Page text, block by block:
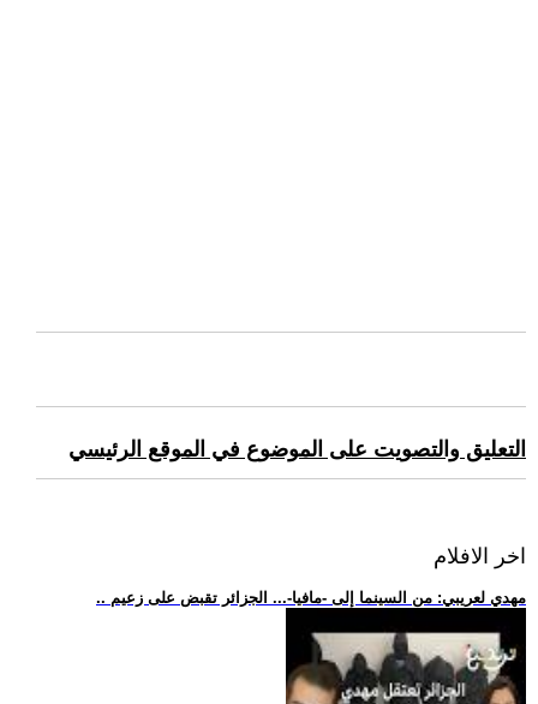
التعليق والتصويت على الموضوع في الموقع الرئيسي
اخر الافلام
.. مهدي لعريبي: من السينما إلى -مافيا-... الجزائر تقبض على زعيم